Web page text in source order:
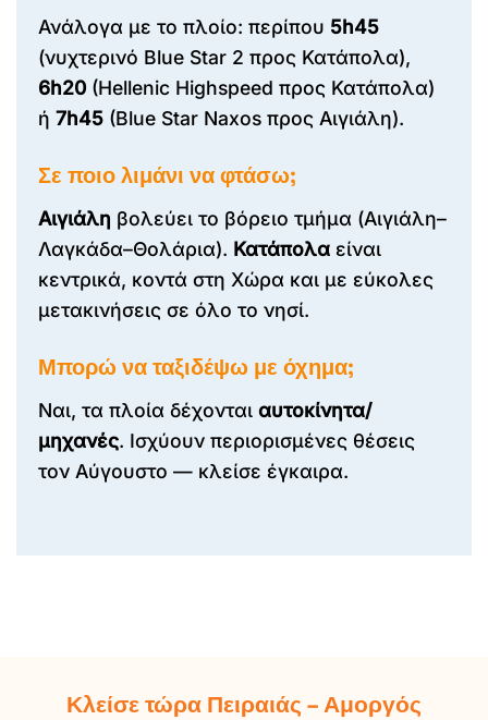
Ανάλογα με το πλοίο: περίπου 5h45
(νυχτερινό Blue Star 2 προς Κατάπολα),
6h20 (Hellenic Highspeed προς Κατάπολα)
ή 7h45 (Blue Star Naxos προς Αιγιάλη).
Σε ποιο λιμάνι να φτάσω;
Αιγιάλη βολεύει το βόρειο τμήμα (Αιγιάλη–
Λαγκάδα–Θολάρια). Κατάπολα είναι
κεντρικά, κοντά στη Χώρα και με εύκολες
μετακινήσεις σε όλο το νησί.
Μπορώ να ταξιδέψω με όχημα;
Ναι, τα πλοία δέχονται αυτοκίνητα/
μηχανές. Ισχύουν περιορισμένες θέσεις
τον Αύγουστο — κλείσε έγκαιρα.
Κλείσε τώρα Πειραιάς – Αμοργός